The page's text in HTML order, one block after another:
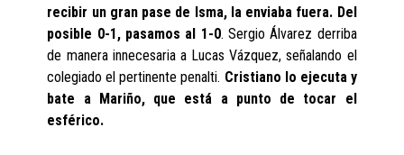
recibir un gran pase de Isma, la enviaba fuera. Del
posible 0-1, pasamos al 1-0. Sergio Álvarez derriba
de manera innecesaria a Lucas Vázquez, señalando el
colegiado el pertinente penalti. Cristiano lo ejecuta y
bate a Mariño, que está a punto de tocar el
esférico.